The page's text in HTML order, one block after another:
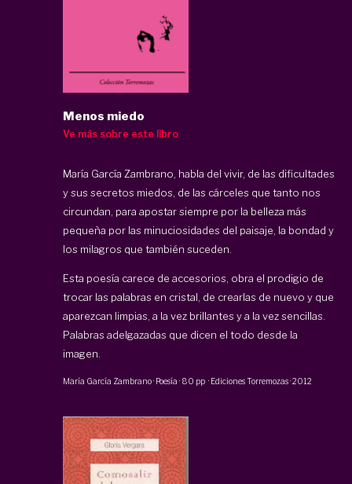
Menos miedo
Ve más sobre este libro
María García Zambrano, habla del vivir, de las dificultades
y sus secretos miedos, de las cárceles que tanto nos
circundan, para apostar siempre por la belleza más
pequeña por las minuciosidades del paisaje, la bondad y
los milagros que también suceden.
Esta poesía carece de accesorios, obra el prodigio de
trocar las palabras en cristal, de crearlas de nuevo y que
aparezcan limpias, a la vez brillantes y a la vez sencillas.
Palabras adelgazadas que dicen el todo desde la
imagen.
María García Zambrano· Poesía · 80 pp · Ediciones Torremozas·2012